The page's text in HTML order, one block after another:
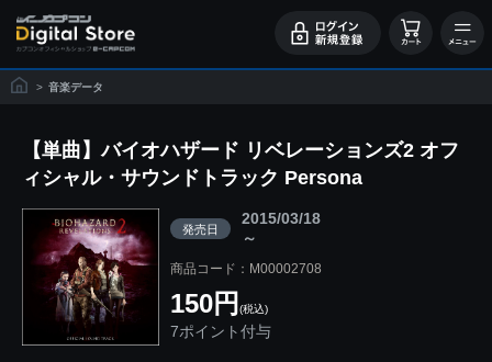
> 音楽データ
【単曲】バイオハザード リベレーションズ2 オフ
ィシャル・サウンドトラック Persona
発売日
2015/03/18
～
商品コード：M00002708
150円 (税込)
7ポイント付与